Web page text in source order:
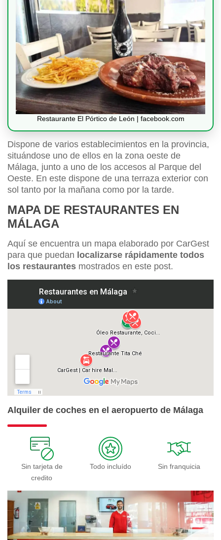
Restaurante El Pórtico de León | facebook.com
Dispone de varios establecimientos en la provincia,
situándose uno de ellos en la zona oeste de
Málaga, junto a uno de los accesos al Parque del
Oeste. En este dispone de una terraza exterior con
sol tanto por la mañana como por la tarde.
MAPA DE RESTAURANTES EN
MÁLAGA
Aquí se encuentra un mapa elaborado por CarGest
para que puedan localizarse rápidamente todos
los restaurantes mostrados en este post.
Alquiler de coches en el aeropuerto de Málaga
Sin tarjeta de
credito
Todo incluído Sin franquicia